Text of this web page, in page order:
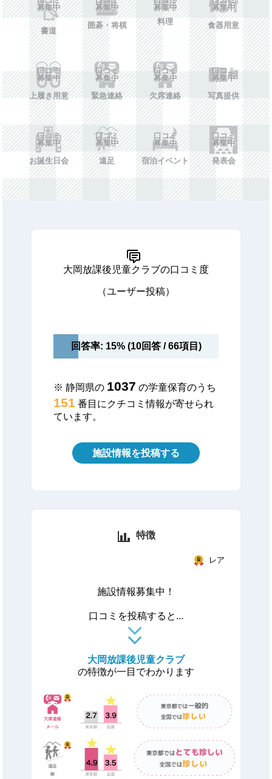
募集中
書道
募集中
囲碁・将棋
募集中
料理
募集中
食器用意
口コミ
募集中
上履き用意
口コミ
募集中
緊急連絡
口コミ
募集中
欠席連絡
口コミ
募集中
写真提供
口コミ
募集中
お誕生日会
口コミ
募集中
遠足
口コミ
募集中
宿泊イベント
口コミ
募集中
発表会
大岡放課後児童クラブの口コミ度
（ユーザー投稿）
回答率: 15% (10回答 / 66項目)
※ 静岡県の 1037 の学童保育のうち
151 番目にクチコミ情報が寄せられ
ています。
施設情報を投稿する
特徴
レア
施設情報募集中！
口コミを投稿すると...
大岡放課後児童クラブ
の特徴が一目でわかります